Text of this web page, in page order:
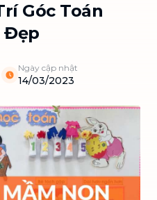
Góc Toán
Đẹp
Ngày cập nhật
14/03/2023